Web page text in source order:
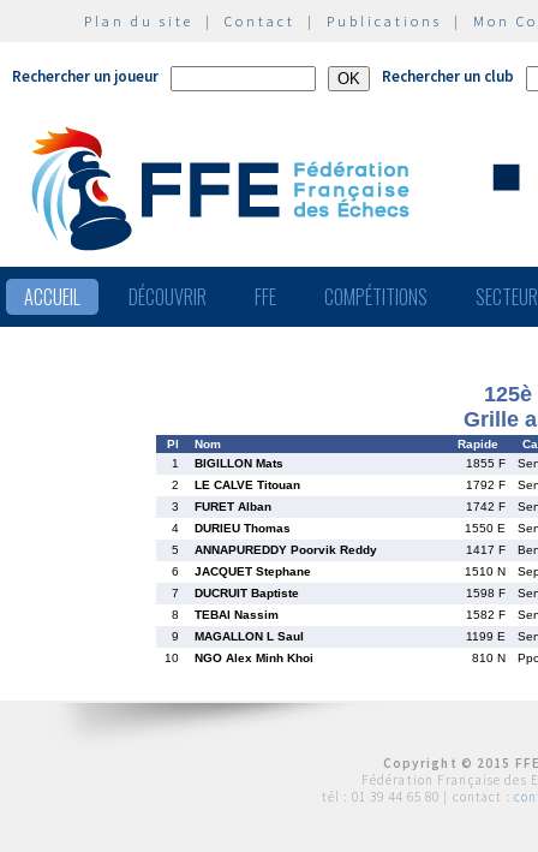
Plan du site | Contact | Publications | Mon
Rechercher un joueur Rechercher un club
ACCUEIL DÉCOUVRIR FFE COMPÉTITIONS
Grille
Pl Nom Rapide
1
BIGILLON Mats 1855 F
2
LE CALVE Titouan 1792 F
3
FURET Alban 1742 F
4
DURIEU Thomas 1550 E
5
ANNAPUREDDY Poorvik Reddy 1417 F
6
JACQUET Stephane 1510 N
7
DUCRUIT Baptiste 1598 F
8
TEBAI Nassim 1582 F
9
MAGALLON L Saul 1199 E
10
NGO Alex Minh Khoi 810 N
Copyright © 2015
Fédération Française des
tél : 01 39 44 65 80 | contact :